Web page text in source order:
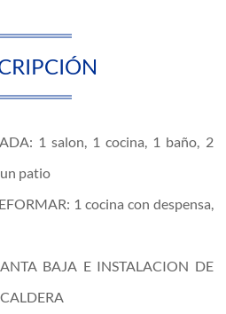
1 salon, 1 cocina, 1 baño, 2
patio
1 cocina con despensa,
BAJA E INSTALACION DE